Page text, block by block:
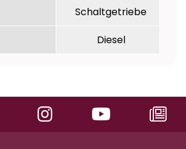
Schaltgetriebe
Diesel